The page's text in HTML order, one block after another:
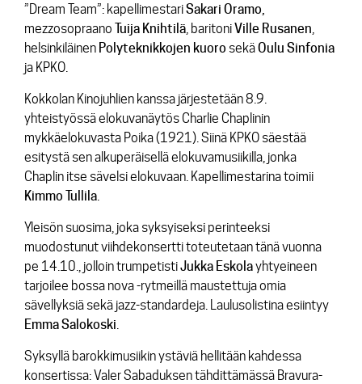
”Dream Team”: kapellimestariSakari Oramo,
mezzosopraano Tuija Knihtilä , baritoniVille Rusanen
helsinkiläinen Polyteknikkojen kuoro sekäOulu Sinfonia
ja KPKO.
Kokkolan Kinojuhlien kanssa järjestetään 8.9.
yhteistyössä elokuvanäytös Charlie Chaplinin
mykkäelokuvasta Poika(1921). Siinä KPKO säestää
esitystä sen alkuperäisellä elokuvamusiikilla, jonka
Chaplin itse sävelsi elokuvaan. Kapellimestarina toimii
Kimmo Tullila
Yleisön suosima, joka syksyiseksi perinteeksi
muodostunut viihdekonsertti toteutetaan tänä vuonna
pe 14.10., jolloin trumpetistiJukka Eskolayhtyeineen
tarjoilee bossa nova -rytmeillä maustettuja omia
sävellyksiä sekä jazz-standardeja. Laulusolistina esiintyy
EmmaSalokoski
Syksyllä barokkimusiikin ystäviä hellitään kahdessa
konsertissa: Valer Sabaduksen tähdittämässä Bravura-